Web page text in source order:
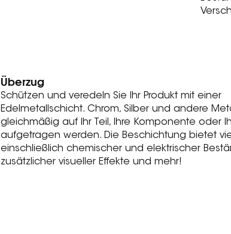
Überzug
Schützen und veredeln Sie Ihr Produkt mit einer
Edelmetallschicht. Chrom, Silber und andere
gleichmäßig auf Ihr Teil, Ihre Komponente oder
aufgetragen werden. Die Beschichtung bietet
einschließlich chemischer und elektrischer
zusätzlicher visueller Effekte und mehr!